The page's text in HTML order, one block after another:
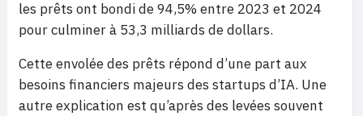
les prêts ont bondi de 94,5% entre 2023 et 2024
pour culminer à 53,3 milliards de dollars.
Cette envolée des prêts répond d’une part aux
besoins financiers majeurs des startups d’IA. Une
autre explication est qu’après des levées souvent